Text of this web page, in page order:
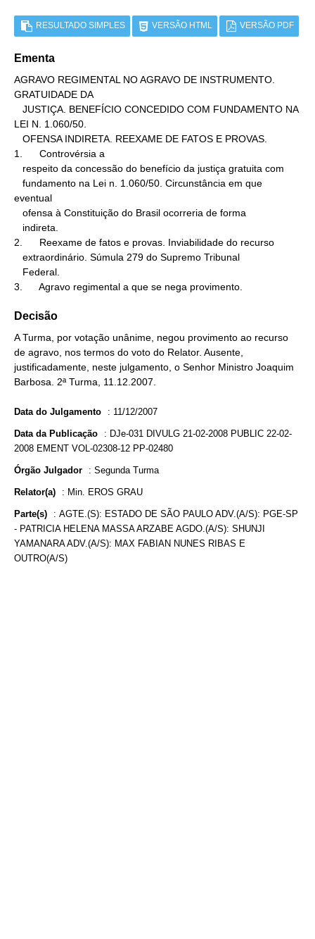
RESULTADO SIMPLES VERSÃO HTML VERSÃO PDF
Ementa
AGRAVO REGIMENTAL NO AGRAVO DE INSTRUMENTO.
GRATUIDADE DA
LEI N. 1.060/50.
1.      Controvérsia a
eventual
2.      Reexame de fatos e provas. Inviabilidade do recurso
3.      Agravo regimental a que se nega provimento.
Decisão
A Turma, por votação unânime, negou provimento ao recurso
de agravo, nos termos do voto do Relator. Ausente,
justificadamente, neste julgamento, o Senhor Ministro Joaquim
Barbosa. 2ª Turma, 11.12.2007.
Data do Julgamento : 11/12/2007
Data da Publicação : DJe-031 DIVULG 21-02-2008 PUBLIC 22-02-
2008 EMENT VOL-02308-12 PP-02480
Órgão Julgador : Segunda Turma
Relator(a) : Min. EROS GRAU
Parte(s) : AGTE.(S): ESTADO DE SÃO PAULO ADV.(A/S): PGE-SP
- PATRICIA HELENA MASSA ARZABE AGDO.(A/S): SHUNJI
YAMANARA ADV.(A/S): MAX FABIAN NUNES RIBAS E
OUTRO(A/S)